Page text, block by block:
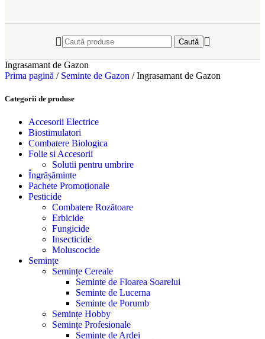
Caută
Ingrasamant de Gazon
Prima pagină / Seminte de Gazon / Ingrasamant de Gazon
Categorii de produse
Accesorii Electrice
Biostimulatori
Combatere Biologica
Folie si Accesorii
Solutii pentru umbrire
Îngrășăminte
Pachete Promoționale
Pesticide
Combatere Rozătoare
Erbicide
Fungicide
Insecticide
Moluscocide
Semințe
Semințe Cereale
Seminte de Floarea Soarelui
Seminte de Lucerna
Seminte de Porumb
Semințe Hobby
Semințe Profesionale
Seminte de Ardei